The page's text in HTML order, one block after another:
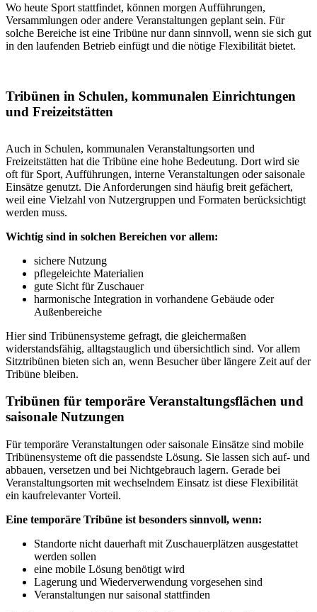
Wo heute Sport stattfindet, können morgen Aufführungen,
Versammlungen oder andere Veranstaltungen geplant sein. Für
solche Bereiche ist eine Tribüne nur dann sinnvoll, wenn sie sich gut
in den laufenden Betrieb einfügt und die nötige Flexibilität bietet.
Tribünen in Schulen, kommunalen Einrichtungen
und Freizeitstätten
Auch in Schulen, kommunalen Veranstaltungsorten und
Freizeitstätten hat die Tribüne eine hohe Bedeutung. Dort wird sie
oft für Sport, Aufführungen, interne Veranstaltungen oder saisonale
Einsätze genutzt. Die Anforderungen sind häufig breit gefächert,
weil eine Vielzahl von Nutzergruppen und Formaten berücksichtigt
werden muss.
Wichtig sind in solchen Bereichen vor allem:
sichere Nutzung
pflegeleichte Materialien
gute Sicht für Zuschauer
harmonische Integration in vorhandene Gebäude oder
Außenbereiche
Hier sind Tribünensysteme gefragt, die gleichermaßen
widerstandsfähig, alltagstauglich und übersichtlich sind. Vor allem
Sitztribünen bieten sich an, wenn Besucher über längere Zeit auf der
Tribüne bleiben.
Tribünen für temporäre Veranstaltungsflächen und
saisonale Nutzungen
Für temporäre Veranstaltungen oder saisonale Einsätze sind mobile
Tribünensysteme oft die passendste Lösung. Sie lassen sich auf- und
abbauen, versetzen und bei Nichtgebrauch lagern. Gerade bei
Veranstaltungsorten mit wechselndem Einsatz ist diese Flexibilität
ein kaufrelevanter Vorteil.
Eine temporäre Tribüne ist besonders sinnvoll, wenn:
Standorte nicht dauerhaft mit Zuschauerplätzen ausgestattet
werden sollen
eine mobile Lösung benötigt wird
Lagerung und Wiederverwendung vorgesehen sind
Veranstaltungen nur saisonal stattfinden